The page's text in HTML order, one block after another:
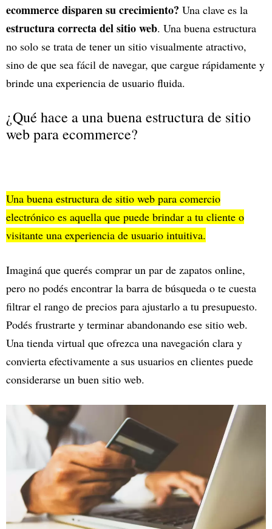
ecommerce disparen su crecimiento? Una clave es la
estructura correcta del sitio web. Una buena estructura
no solo se trata de tener un sitio visualmente atractivo,
sino de que sea fácil de navegar, que cargue rápidamente y
brinde una experiencia de usuario fluida.
¿Qué hace a una buena estructura de sitio
web para ecommerce?
Una buena estructura de sitio web para comercio
electrónico es aquella que puede brindar a tu cliente o
visitante una experiencia de usuario intuitiva.
Imaginá que querés comprar un par de zapatos online,
pero no podés encontrar la barra de búsqueda o te cuesta
filtrar el rango de precios para ajustarlo a tu presupuesto.
Podés frustrarte y terminar abandonando ese sitio web.
Una tienda virtual que ofrezca una navegación clara y
convierta efectivamente a sus usuarios en clientes puede
considerarse un buen sitio web.